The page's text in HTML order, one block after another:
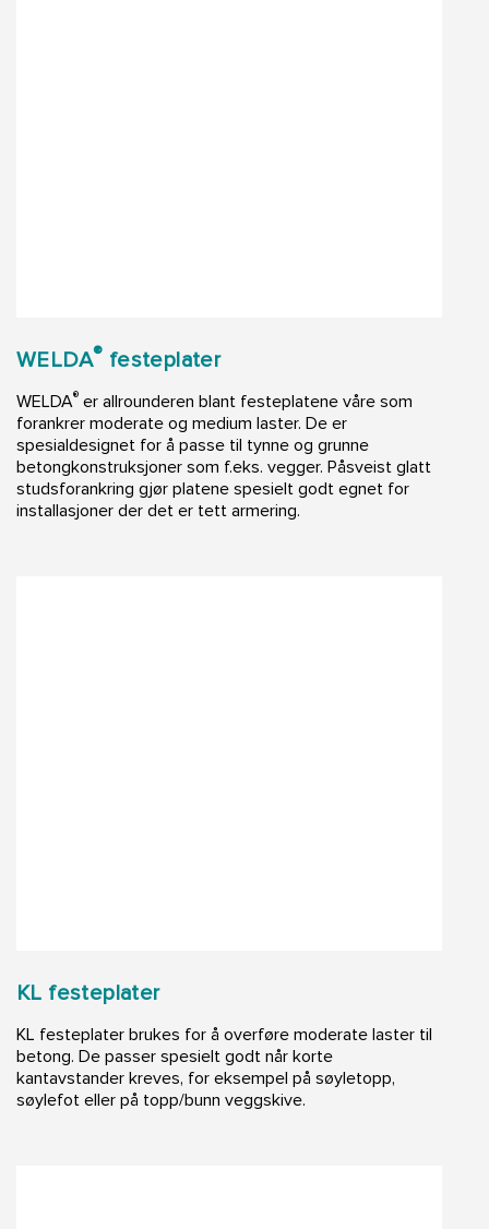
WELDA® festeplater
WELDA® er allrounderen blant festeplatene våre som
forankrer moderate og medium laster. De er
spesialdesignet for å passe til tynne og grunne
betongkonstruksjoner som f.eks. vegger. Påsveist glatt
studsforankring gjør platene spesielt godt egnet for
installasjoner der det er tett armering.
KL festeplater
KL festeplater brukes for å overføre moderate laster til
betong. De passer spesielt godt når korte
kantavstander kreves, for eksempel på søyletopp,
søylefot eller på topp/bunn veggskive.